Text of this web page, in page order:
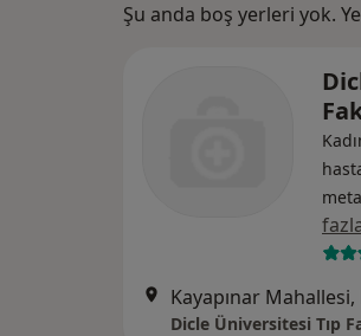
Şu anda boş yerleri yok.
Kayapınar
Dicle Üniversitesi Tıp